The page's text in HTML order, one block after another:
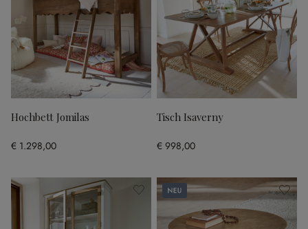
Hochbett Jomilas
€ 1.298,00
Tisch Isaverny
€ 998,00
Neu